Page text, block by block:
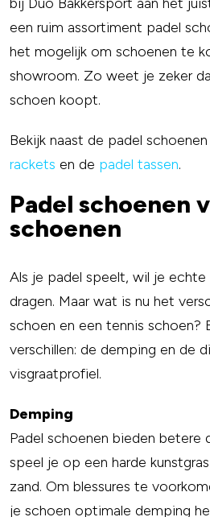
een ruim assortiment padel
het mogelijk om schoenen te
showroom. Zo weet je zeker
schoen koopt.
Bekijk naast de padel
rackets en de padel tassen.
Padel schoenen
schoenen
Als je padel speelt, wil je echte
dragen. Maar wat is nu het
schoen en een tennis schoen?
verschillen: de demping en de
visgraatprofiel.
Demping
Padel schoenen bieden betere
speel je op een harde
zand. Om blessures te
je schoen optimale demping